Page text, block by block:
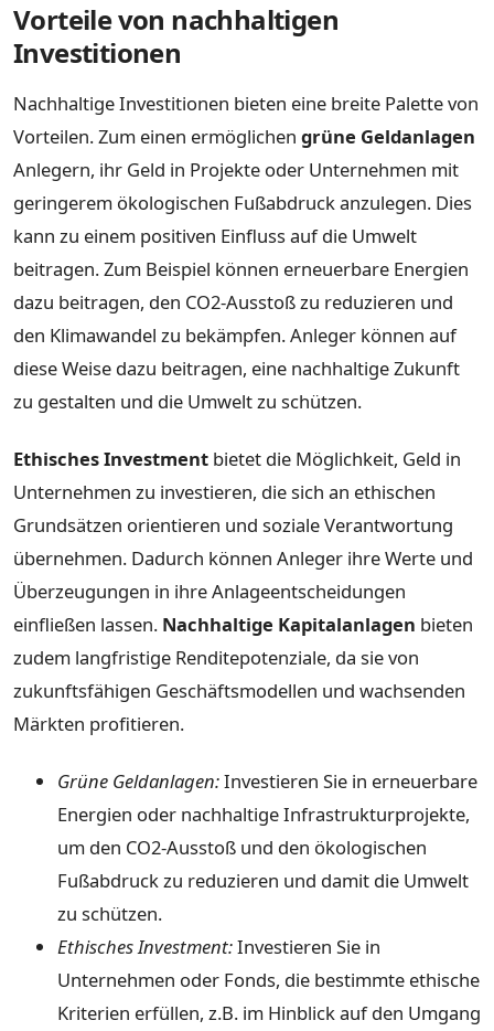
Vorteile von nachhaltigen
Investitionen
Nachhaltige Investitionen bieten eine breite Palette von
Vorteilen. Zum einen ermöglichen grüne Geldanlagen
Anlegern, ihr Geld in Projekte oder Unternehmen mit
geringerem ökologischen Fußabdruck anzulegen. Dies
kann zu einem positiven Einfluss auf die Umwelt
beitragen. Zum Beispiel können erneuerbare Energien
dazu beitragen, den CO2-Ausstoß zu reduzieren und
den Klimawandel zu bekämpfen. Anleger können auf
diese Weise dazu beitragen, eine nachhaltige Zukunft
zu gestalten und die Umwelt zu schützen.
Ethisches Investment bietet die Möglichkeit, Geld in
Unternehmen zu investieren, die sich an ethischen
Grundsätzen orientieren und soziale Verantwortung
übernehmen. Dadurch können Anleger ihre Werte und
Überzeugungen in ihre Anlageentscheidungen
einfließen lassen. Nachhaltige Kapitalanlagen bieten
zudem langfristige Renditepotenziale, da sie von
zukunftsfähigen Geschäftsmodellen und wachsenden
Märkten profitieren.
Grüne Geldanlagen:Investieren Sie in erneuerbare
Energien oder nachhaltige Infrastrukturprojekte,
um den CO2-Ausstoß und den ökologischen
Fußabdruck zu reduzieren und damit die Umwelt
zu schützen.
Ethisches Investment:Investieren Sie in
Unternehmen oder Fonds, die bestimmte ethische
Kriterien erfüllen, z.B. im Hinblick auf den Umgang